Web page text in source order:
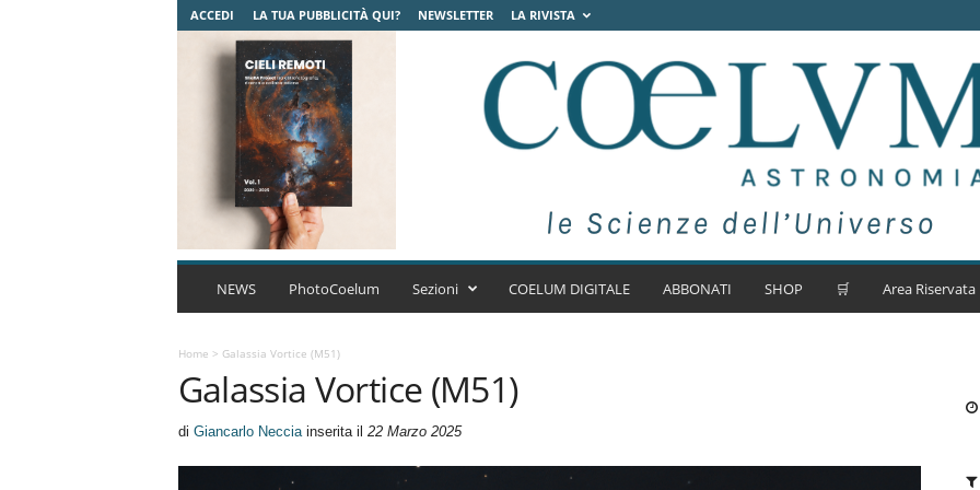
ACCEDI LA TUA PUBBLICITÀ QUI? NEWSLETTER LA RIVISTA
C
A
r
NEWS PhotoCoelum Sezioni COELUM DIGITALE ABBONATI SHOP 🛒 Area Riservata
Home > Galassia Vortice (M51)
Galassia Vortice (M51)
di Giancarlo Necciainserita il 22 Marzo 2025